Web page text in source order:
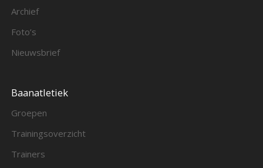
Archief
Foto’s
Nieuwsbrief
Baanatletiek
Groepen
Trainingsoverzicht
Trainers